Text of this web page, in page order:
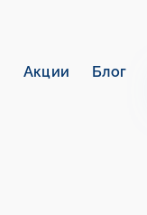
Акции Блог